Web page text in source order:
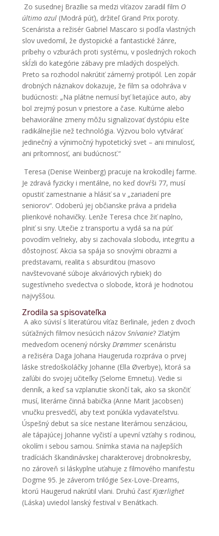
Zo susednej Brazílie sa medzi víťazov zaradil film O
último azul(Modrá púť), držiteľ Grand Prix poroty.
Scenárista a režisér Gabriel Mascaro si podľa vlastných
slov uvedomil, že dystopické a fantastické žánre,
príbehy o vzburách proti systému, v posledných rokoch
skĺzli do kategórie zábavy pre mladých dospelých.
Preto sa rozhodol nakrútiť zámerný protipól. Len zopár
drobných náznakov dokazuje, že film sa odohráva v
budúcnosti: „Na plátne nemusí byť lietajúce auto, aby
bol zrejmý posun v priestore a čase. Kultúrne alebo
behaviorálne zmeny môžu signalizovať dystópiu ešte
radikálnejšie než technológia. Výzvou bolo vytvárať
jedinečný a výnimočný hypotetický svet – ani minulosť,
ani prítomnosť, ani budúcnosť.“
Teresa (Denise Weinberg) pracuje na krokodílej farme.
Je zdravá fyzicky i mentálne, no keď dovŕši 77, musí
opustiť zamestnanie a hlásiť sa v „zariadení pre
seniorov“. Odoberú jej občianske práva a pridelia
plienkové nohavičky. Lenže Teresa chce žiť naplno,
plniť si sny. Utečie z transportu a vydá sa na púť
povodím veľrieky, aby si zachovala slobodu, integritu a
dôstojnosť. Akcia sa spája so snovými obrazmi a
predstavami, realita s absurditou (masovo
navštevované súboje akváriových rybiek) do
sugestívneho svedectva o slobode, ktorá je hodnotou
najvyššou.
Zrodila sa spisovateľka
A ako súvisí s literatúrou víťaz Berlinale, jeden z dvoch
súťažných filmov nesúcich názov Snívanie? Zlatým
medveďom ocenený nórsky Drømmerscenáristu
a režiséra Daga Johana Haugeruda rozpráva o prvej
láske stredoškoláčky Johanne (Ella Øverbye), ktorá sa
zaľúbi do svojej učiteľky (Selome Emnetu). Vedie si
denník, a keď sa vzplanutie skončí tak, ako sa skončiť
musí, literárne činná babička (Anne Marit Jacobsen)
vnučku presvedčí, aby text ponúkla vydavateľstvu.
Úspešný debut sa síce nestane literárnou senzáciou,
ale tápajúcej Johanne vyčistí a upevní vzťahy s rodinou,
okolím i sebou samou. Snímka stavia na najlepších
tradíciách škandinávskej charakterovej drobnokresby,
no zároveň si láskyplne uťahuje z filmového manifestu
Dogme 95. Je záverom trilógie Sex-Love-Dreams,
ktorú Haugerud nakrútil vlani. Druhú časťKjærlighet
(Láska) uviedol lanský festival v Benátkach.